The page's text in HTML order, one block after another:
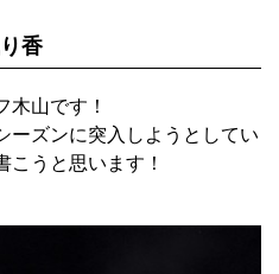
香
木山です！
ーズンに突入しようとしてい
こうと思います！